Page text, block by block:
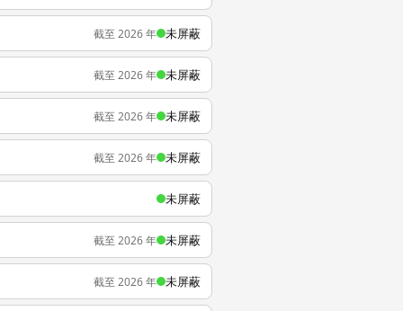
截至 2026 年 未屏蔽
截至 2026 年 未屏蔽
截至 2026 年 未屏蔽
截至 2026 年 未屏蔽
未屏蔽
截至 2026 年 未屏蔽
截至 2026 年 未屏蔽